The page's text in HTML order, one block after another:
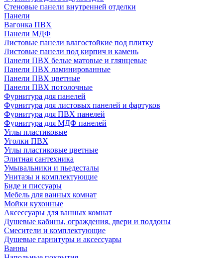
Стеновые панели внутренней отделки
Панели
Вагонка ПВХ
Панели МДФ
Листовые панели влагостойкие под плитку
Листовые панели под кирпич и камень
Панели ПВХ белые матовые и глянцевые
Панели ПВХ ламинированные
Панели ПВХ цветные
Панели ПВХ потолочные
Фурнитура для панелей
Фурнитура для листовых панелей и фартуков
Фурнитура для ПВХ панелей
Фурнитура для МДФ панелей
Углы пластиковые
Уголки ПВХ
Углы пластиковые цветные
Элитная сантехника
Умывальники и пьедесталы
Унитазы и комплектующие
Биде и писсуары
Мебель для ванных комнат
Мойки кухонные
Аксессуары для ванных комнат
Душевые кабины, ограждения, двери и поддоны
Смесители и комплектующие
Душевые гарнитуры и аксессуары
Ванны